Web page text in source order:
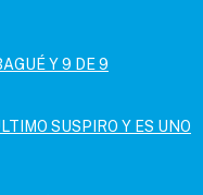
Y 9 DE 9
SUSPIRO Y ES UNO